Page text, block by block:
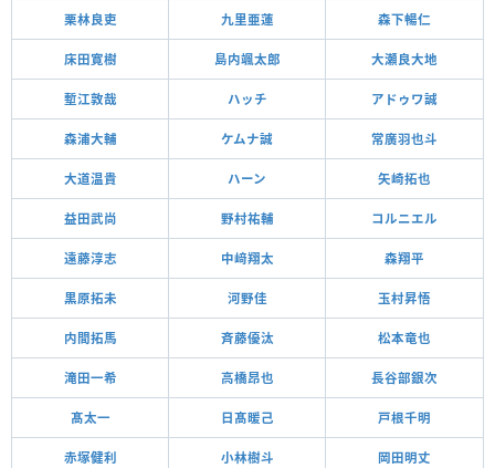
栗林良吏 九里亜蓮 森下暢仁
床田寛樹 島内颯太郎 大瀬良大地
塹江敦哉 ハッチ アドゥワ誠
森浦大輔 ケムナ誠 常廣羽也斗
大道温貴 ハーン 矢崎拓也
益田武尚 野村祐輔 コルニエル
遠藤淳志 中﨑翔太 森翔平
黒原拓未 河野佳 玉村昇悟
内間拓馬 斉藤優汰 松本竜也
滝田一希 高橋昂也 長谷部銀次
髙太一 日髙暖己 戸根千明
赤塚健利 小林樹斗 岡田明丈